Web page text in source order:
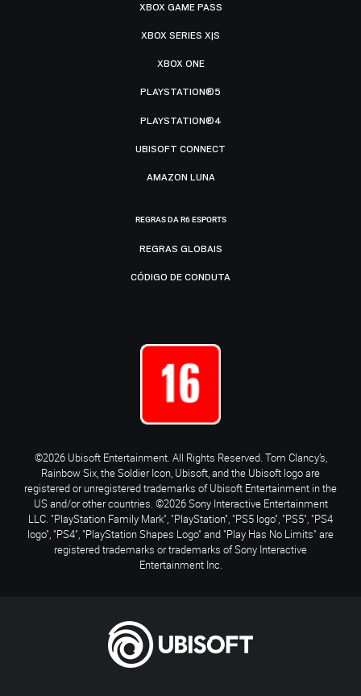
XBOX GAME PASS
XBOX SERIES X|S
XBOX ONE
PLAYSTATION®5
PLAYSTATION®4
UBISOFT CONNECT
AMAZON LUNA
REGRAS DA R6 ESPORTS
REGRAS GLOBAIS
CÓDIGO DE CONDUTA
©2026 Ubisoft Entertainment. All Rights Reserved. Tom Clancy’s,
Rainbow Six, the Soldier Icon, Ubisoft, and the Ubisoft logo are
registered or unregistered trademarks of Ubisoft Entertainment in the
US and/or other countries. ©2026 Sony Interactive Entertainment
LLC. "PlayStation Family Mark", "PlayStation", "PS5 logo", "PS5", "PS4
logo", "PS4", "PlayStation Shapes Logo" and "Play Has No Limits" are
registered trademarks or trademarks of Sony Interactive
Entertainment Inc.